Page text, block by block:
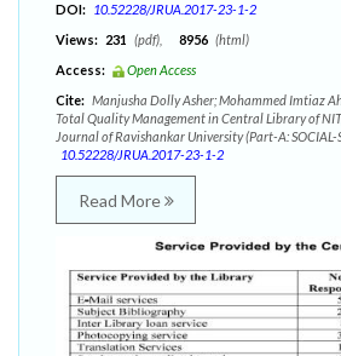
DOI: 10.52228/JRUA.2017-23-1-2
Views: 231 (pdf), 8956 (html)
Access:
Open Access
Cite: Manjusha Dolly Asher; Mohammed Imtiaz
Total Quality Management in Central Library of
Journal of Ravishankar University (Part-A: SOCIAL-
10.52228/JRUA.2017-23-1-2
Read More